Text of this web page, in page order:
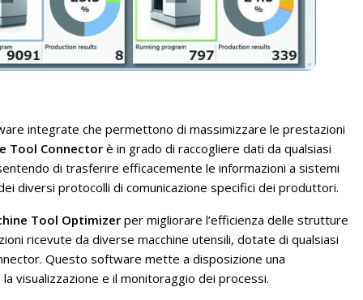
integrate che permettono di massimizzare le prestazioni
Tool Connectorè in grado di raccogliere dati da qualsiasi
di trasferire efficacemente le informazioni a sistemi
diversi protocolli di comunicazione specifici dei produttori.
Tool Optimizer per migliorare l’efficienza delle strutture
ricevute da diverse macchine utensili, dotate di qualsiasi
Questo software mette a disposizione una
visualizzazione e il monitoraggio dei processi.